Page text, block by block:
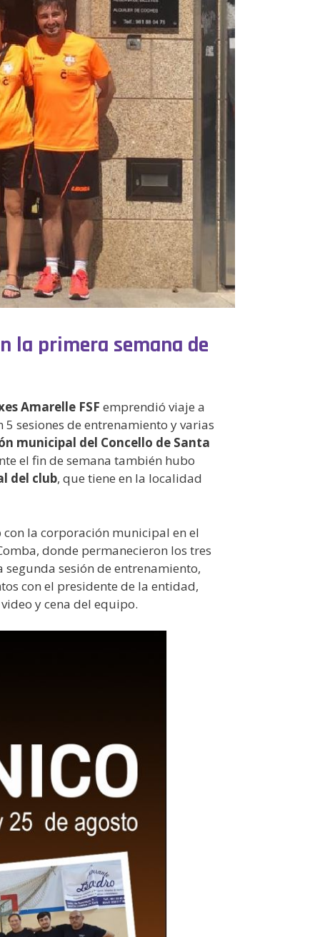
la primera semana de
Amarelle FSF emprendió viaje a
5 sesiones de entrenamiento y varias
municipal del Concello de Santa
el fin de semana también hubo
del club, que tiene en la localidad
la corporación municipal en el
donde permanecieron los tres
sesión de entrenamiento,
con el presidente de la entidad,
y cena del equipo.